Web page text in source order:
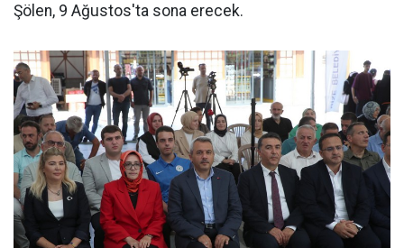
Şölen, 9 Ağustos'ta sona erecek.